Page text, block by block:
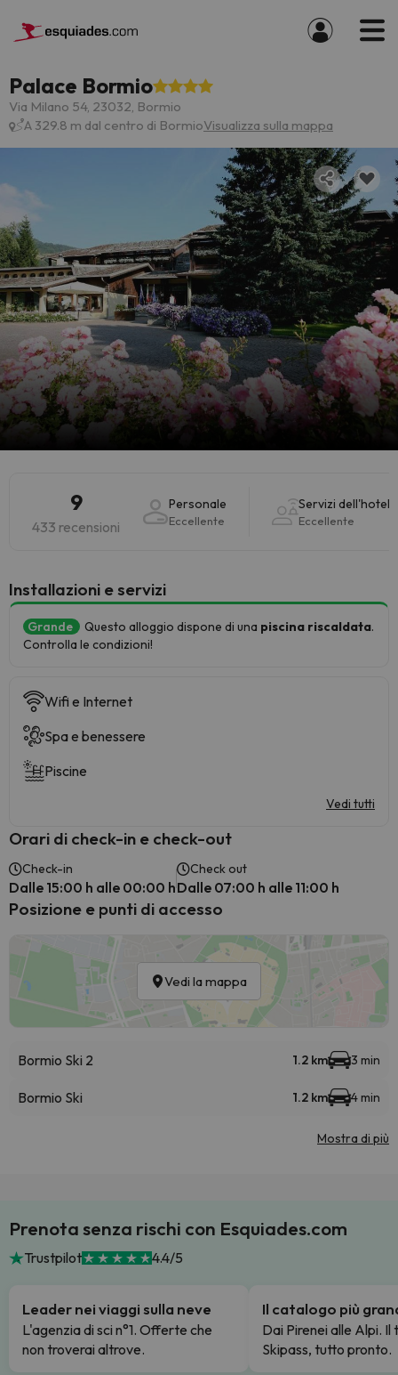
Palace Bormio
Via Milano 54, 23032, Bormio
A 329.8 m dal centro di BormioVisualizza sulla mappa
9
433 recensioni
Personale
Eccellente
Servizi dell'hotel
Eccellente
Installazioni e servizi
Grande Questo alloggio dispone di una piscina riscaldata.
Controlla le condizioni!
Wifi e Internet
Spa e benessere
Piscine
Vedi tutti
Orari di check-in e check-out
Check-in
Dalle 15:00 h alle 00:00 h
Check out
Dalle 07:00 h alle 11:00 h
Posizione e punti di accesso
Vedi la mappa
Bormio Ski 2 1.2 km 3 min
Bormio Ski 1.2 km 4 min
Mostra di più
Prenota senza rischi con Esquiades.com
Trustpilot 4.4/5
Leader nei viaggi sulla neve
L'agenzia di sci n°1. Offerte che
non troverai altrove.
Il catalogo più
Dai Pirenei alle Alpi. Il
Skipass, tutto pronto.